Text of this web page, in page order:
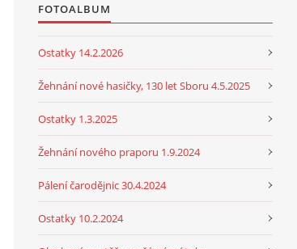
FOTOALBUM
Ostatky 14.2.2026
Žehnání nové hasičky, 130 let Sboru 4.5.2025
Ostatky 1.3.2025
Žehnání nového praporu 1.9.2024
Pálení čarodějnic 30.4.2024
Ostatky 10.2.2024